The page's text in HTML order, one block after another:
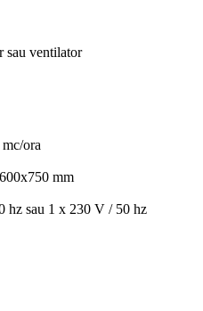
sau ventilator
ora
mm
hz sau 1 x 230 V / 50 hz